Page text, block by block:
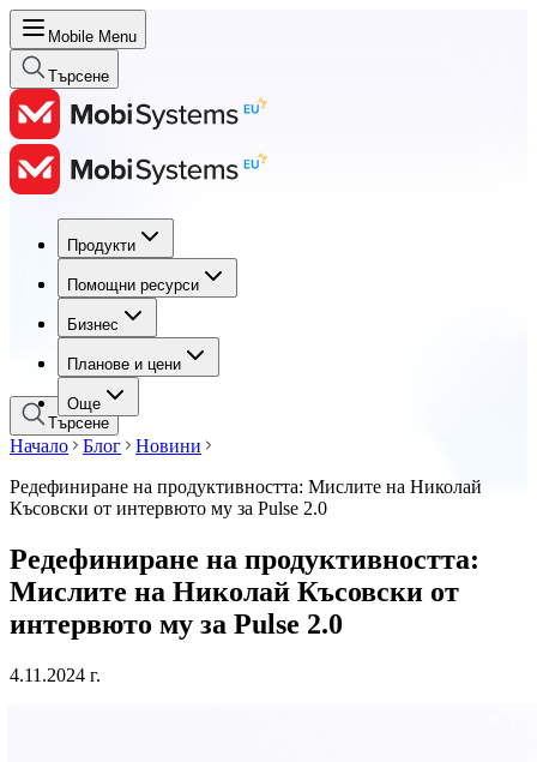
Mobile Menu
Търсене
Продукти
Помощни ресурси
Бизнес
Планове и цени
Още
Продукти
Помощни ресурси
Бизнес
Планове и цени
Търсене
Начало Блог
Новини
Редефиниране на продуктивността: Мислите на Николай
Късовски от интервюто му за Pulse 2.0
Редефиниране на продуктивността:
Мислите на Николай Късовски от
интервюто му за Pulse 2.0
4.11.2024 г.